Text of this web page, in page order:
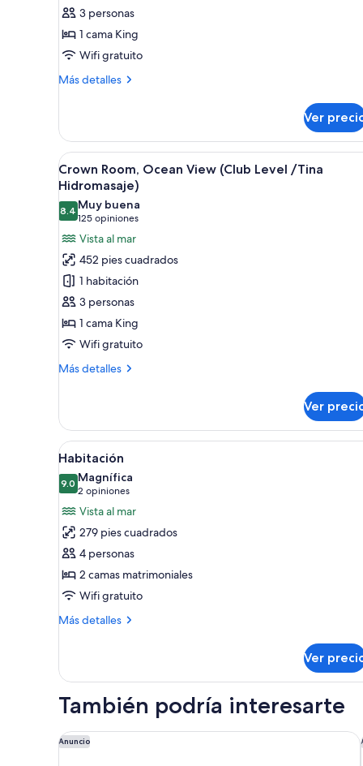
cama
King
size,
vista
3 personas
1 cama King
Wifi gratuito
Más detalles
Más
estándar,
cama
King
vista
al
océano
Ver
Abrir
todas
las
fotos
de
Crown
Room,
Ocean
View
(Club
Level
/Tina
Habitación de hotel con una
5
Crown Room, Ocean View (Club Level /Tina
Hidromasaje)
8.48.4 de 10
Muy buena
125 opiniones
(125
opiniones)
Vista al mar
452 pies cuadrados
1 habitación
3 personas
1 cama King
Wifi gratuito
Más detalles
Más
Room,
Ocean
View
(Club
Level
/Tina
Hidromasaje)
Ver
Abrir
todas
las
fotos
de
Habitación
Artículos del minibar gratis y
3
Habitación
9.09.0 de 10
Magnífica
2 opiniones
(2
opiniones)
Vista al mar
279 pies cuadrados
4 personas
2 camas matrimoniales
Wifi gratuito
Más detalles
Más
Ver
También podría interesarte
Anuncio
AVA Resort Cancun